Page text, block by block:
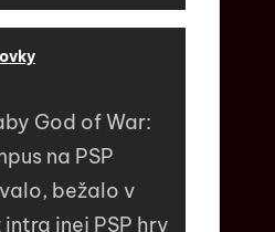
God of War:
na PSP
bežalo v
inej PSP hry